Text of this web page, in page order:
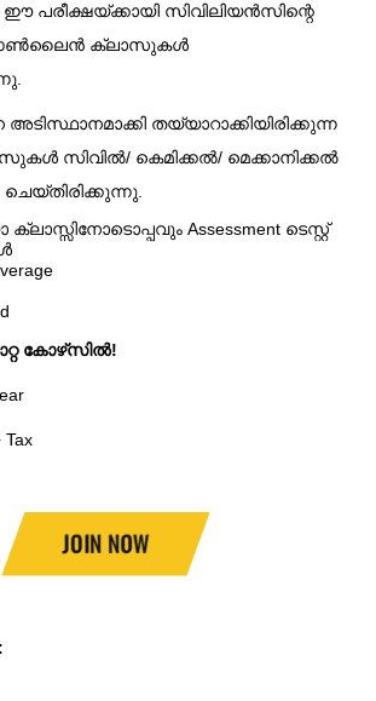
പരീക്ഷയ്ക്കായി സിവിലിയൻസിന്റെ
ഓൺലൈൻ ക്ലാസുകൾ
തയ്യാറാക്കിയിരിക്കുന്ന
സിവിൽ/ കെമിക്കൽ/ മെക്കാനിക്കൽ
Assessment ടെസ്റ്റ്
കോഴ്‌സിൽ!
Tax
JOIN NOW